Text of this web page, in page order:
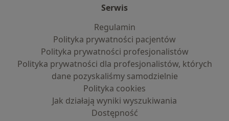
Serwis
Regulamin
Polityka prywatności pacjentów
Polityka prywatności profesjonalistów
Polityka prywatności dla profesjonalistów, których
dane pozyskaliśmy samodzielnie
Polityka cookies
Jak działają wyniki wyszukiwania
Dostępność